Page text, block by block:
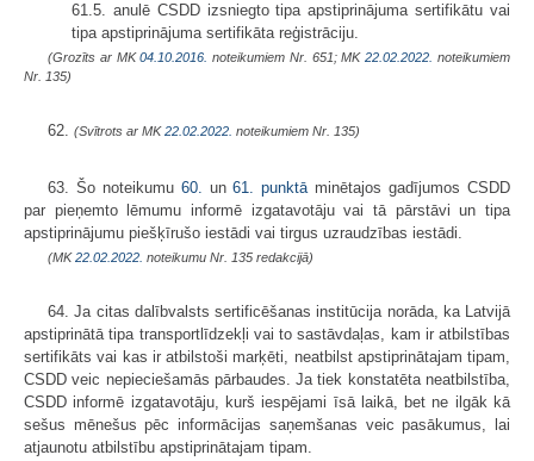
61.5. anulē CSDD izsniegto tipa apstiprinājuma sertifikātu vai
tipa apstiprinājuma sertifikāta reģistrāciju.
(Grozīts ar MK04.10.2016. noteikumiem Nr. 651; MK22.02.2022. noteikumiem
Nr. 135)
62. (Svītrots ar MK22.02.2022. noteikumiem Nr. 135)
63. Šo noteikumu 60. un61. punktāminētajos gadījumos CSDD
par pieņemto lēmumu informē izgatavotāju vai tā pārstāvi un tipa
apstiprinājumu piešķīrušo iestādi vai tirgus uzraudzības iestādi.
(MK22.02.2022. noteikumu Nr. 135 redakcijā)
64. Ja citas dalībvalsts sertificēšanas institūcija norāda, ka Latvijā
apstiprinātā tipa transportlīdzekļi vai to sastāvdaļas, kam ir atbilstības
sertifikāts vai kas ir atbilstoši marķēti, neatbilst apstiprinātajam tipam,
CSDD veic nepieciešamās pārbaudes. Ja tiek konstatēta neatbilstība,
CSDD informē izgatavotāju, kurš iespējami īsā laikā, bet ne ilgāk kā
sešus mēnešus pēc informācijas saņemšanas veic pasākumus, lai
atjaunotu atbilstību apstiprinātajam tipam.